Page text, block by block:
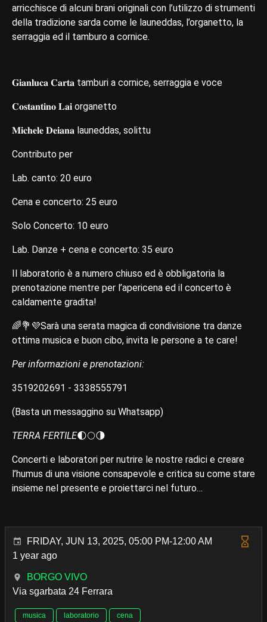
arricchisce di alcuni brani originali con l’utilizzo di strumenti
della tradizione sarda come le launeddas, l’organetto, la
serraggia ed il tamburo a cornice.
𝐆𝐢𝐚𝐧𝐥𝐮𝐜𝐚 𝐂𝐚𝐫𝐭𝐚 tamburi a cornice, serraggia e voce
𝐂𝐨𝐬𝐭𝐚𝐧𝐭𝐢𝐧𝐨 𝐋𝐚𝐢 organetto
𝐌𝐢𝐜𝐡𝐞𝐥𝐞 𝐃𝐞𝐢𝐚𝐧𝐚 launeddas, solittu
Contributo per
Lab. canto: 20 euro
Cena e concerto: 25 euro
Solo Concerto: 10 euro
Lab. Danze + cena e concerto: 35 euro
Il laboratorio è a numero chiuso ed è obbligatoria la
prenotazione mentre per l’apericena ed il concerto è
caldamente gradita!
🌈💐💜Sarà una serata magica di condivisione tra danze
ottima musica e buon cibo, invita le persone a te care!
Per informazioni e prenotazioni:
3519202691 - 3338555791
(Basta un messaggino su Whatsapp)
TERRA FERTILE🌓🌕🌗
Concerti e laboratori per nutrire le nostre radici e creare
l’humus di una visione consapevole e critica su come stare
insieme nel presente e proiettarci nel futuro…
FRIDAY, JUN 13, 2025, 05:00 PM-12:00 AM
1 year ago
BORGO VIVO
Via sgarbata 24 Ferrara
musica laboratorio cena